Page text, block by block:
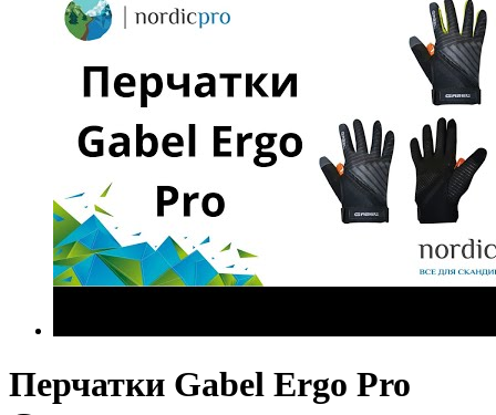
Перчатки Gabel Ergo Pro